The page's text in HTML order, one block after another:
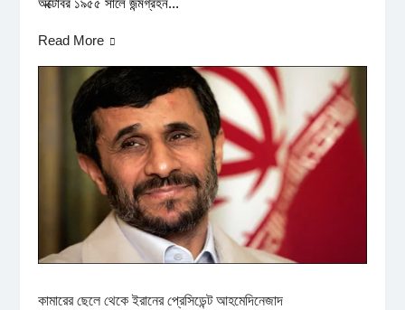
অক্টোবর ১৯৫৫ সালে জন্মগ্রহন...
Read More
কামারের ছেলে থেকে ইরানের প্রেসিডেন্ট আহমেদিনেজাদ